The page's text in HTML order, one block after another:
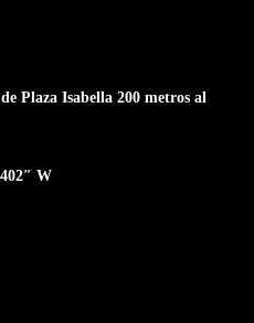
Plaza Isabella 200 metros al
W